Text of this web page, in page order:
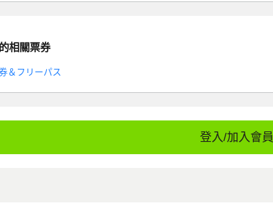
相關票券
＆フリーパス
登入/加入會員